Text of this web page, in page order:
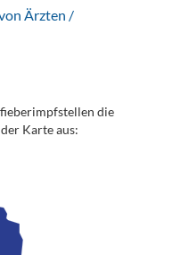
Ärzten /
die
Karte aus: